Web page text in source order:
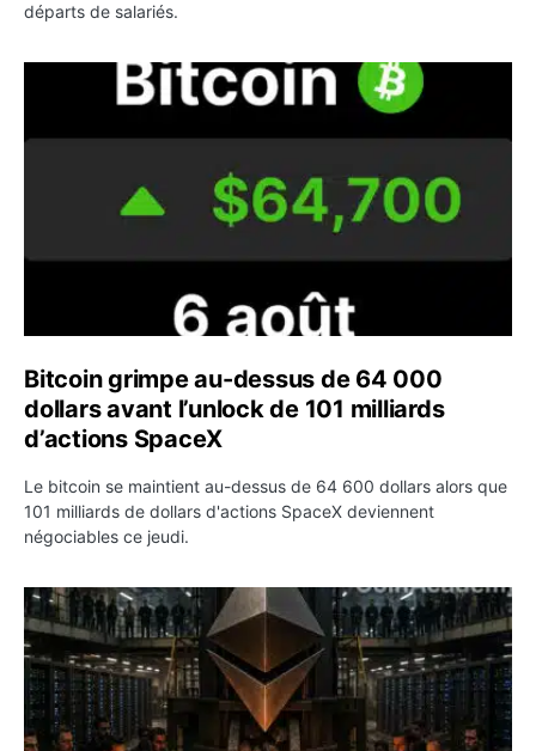
départs de salariés.
Bitcoin grimpe au-dessus de 64 000 dollars avant
Bitcoin grimpe au-dessus de 64 000
dollars avant l’unlock de 101 milliards
d’actions SpaceX
Le bitcoin se maintient au-dessus de 64 600 dollars alors que
101 milliards de dollars d'actions SpaceX deviennent
négociables ce jeudi.
ETH : Ethereum veut brûler les récompenses des